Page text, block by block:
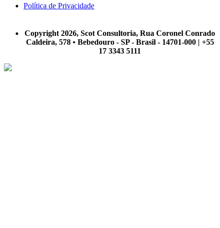
Política de Privacidade
Copyright 2026, Scot Consultoria, Rua Coronel Conrado
Caldeira, 578 • Bebedouro - SP - Brasil - 14701-000 | +55
17 3343 5111